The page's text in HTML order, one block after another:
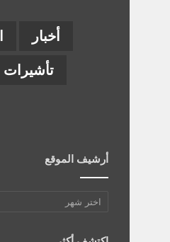
أخبار
تأشيرات
أرشيف الموقع
أرشيف